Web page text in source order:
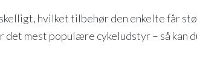
hvilket tilbehør den enkelte får
det mest populære cykeludstyr – så kan